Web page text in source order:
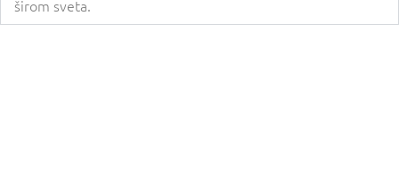
širom sveta.